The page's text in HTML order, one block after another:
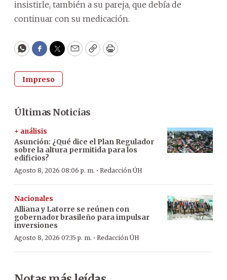
insistirle, también a su pareja, que debía de
continuar con su medicación.
WhatsApp
Facebook
Twitter
EmailCopyPrint
Impreso
Últimas Noticias
+ análisis
Asunción: ¿Qué dice el Plan Regulador
sobre la altura permitida para los
edificios?
Agosto 8, 2026 08:06 p. m. · Redacción ÚH
Nacionales
Alliana y Latorre se reúnen con
gobernador brasileño para impulsar
inversiones
Agosto 8, 2026 07:35 p. m. · Redacción ÚH